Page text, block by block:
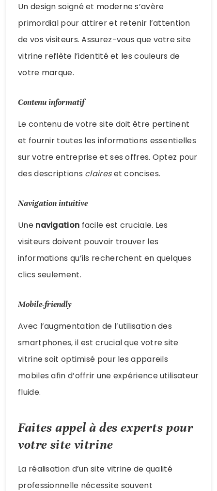
Un design soigné et moderne s’avère
primordial pour attirer et retenir l’attention
de vos visiteurs. Assurez-vous que votre site
vitrine reflète l’identité et les couleurs de
votre marque.
Contenu informatif
Le contenu de votre site doit être pertinent
et fournir toutes les informations essentielles
sur votre entreprise et ses offres. Optez pour
des descriptions claireset concises.
Navigation intuitive
Une navigation facile est cruciale. Les
visiteurs doivent pouvoir trouver les
informations qu’ils recherchent en quelques
clics seulement.
Mobile-friendly
Avec l’augmentation de l’utilisation des
smartphones, il est crucial que votre site
vitrine soit optimisé pour les appareils
mobiles afin d’offrir une expérience utilisateur
fluide.
Faites appel à des experts pour
votre site vitrine
La réalisation d’un site vitrine de qualité
professionnelle nécessite souvent